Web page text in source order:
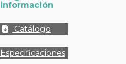
información
Catálogo
Especificaciones